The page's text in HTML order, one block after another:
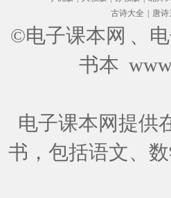
古诗大全
唐诗
©电子课本网 、
书本
电子课本网提供
书，包括语文、